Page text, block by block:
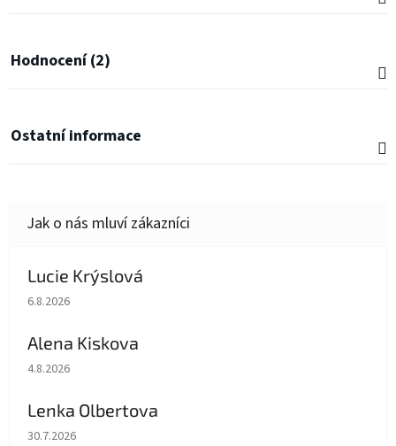
Hodnocení (2)
Ostatní informace
Lucie Krýslová
Hodnocení obchodu je 5 z 5 hvězdiček.
6.8.2026
Alena Kiskova
Hodnocení obchodu je 5 z 5 hvězdiček.
4.8.2026
Lenka Olbertova
Hodnocení obchodu je 5 z 5 hvězdiček.
30.7.2026